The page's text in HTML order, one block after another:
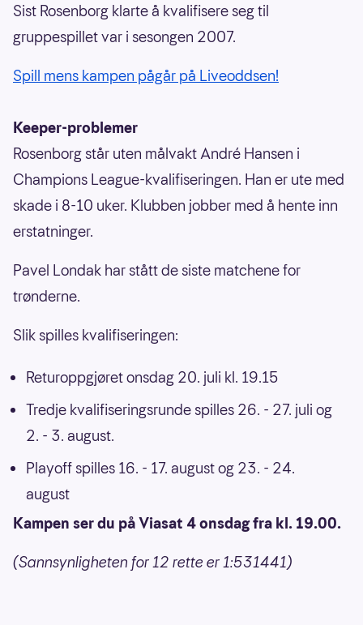
Sist Rosenborg klarte å kvalifisere seg til
gruppespillet var i sesongen 2007.
Spill mens kampen pågår på Liveoddsen!
Keeper-problemer
Rosenborg står uten målvakt André Hansen i
Champions League-kvalifiseringen. Han er ute med
skade i 8-10 uker. Klubben jobber med å hente inn
erstatninger.
Pavel Londak har stått de siste matchene for
trønderne.
Slik spilles kvalifiseringen:
Returoppgjøret onsdag 20. juli kl. 19.15
Tredje kvalifiseringsrunde spilles 26. - 27. juli og
2. - 3. august.
Playoff spilles 16. - 17. august og 23. - 24.
august
Kampen ser du på Viasat 4 onsdag fra kl. 19.00.
(Sannsynligheten for 12 rette er 1:531441)